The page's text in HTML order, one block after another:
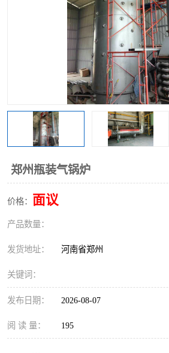
郑州瓶装气锅炉
价格： 面议
产品数量：
发货地址： 河南省郑州
关键词：
发布日期： 2026-08-07
阅 读 量： 195